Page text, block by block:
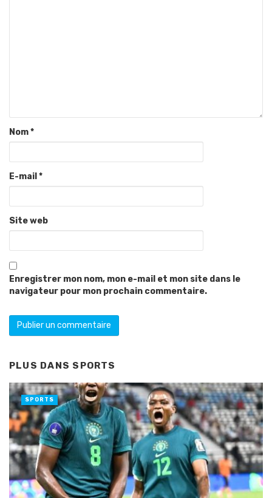
Nom*
E-mail *
Site web
Enregistrer mon nom, mon e-mail et mon site dans le
navigateur pour mon prochain commentaire.
PLUS DANS SPORTS
SPORTS